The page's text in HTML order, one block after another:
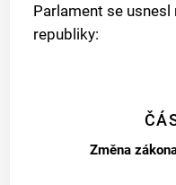
Parlament se
republiky:
Změna